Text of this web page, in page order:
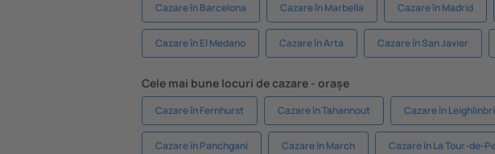
Cazare în Barcelona Cazare în Marbella Cazare în Madrid
Cazare în El Medano Cazare în Arta Cazare în San Javier
Cele mai bune locuri de cazare - orașe
Cazare în Fernhurst Cazare în Tahannout Cazare în
Cazare în Panchgani Cazare în March Cazare în La Tour-de-